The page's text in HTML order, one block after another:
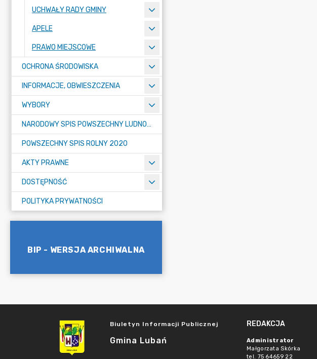
UCHWAŁY RADY GMINY
APELE
PRAWO MIEJSCOWE
OCHRONA ŚRODOWISKA
INFORMACJE, OBWIESZCZENIA
WYBORY
NARODOWY SPIS POWSZECHNY LUDNOŚCI I MIESZKAŃ W 2021
POWSZECHNY SPIS ROLNY 2020
AKTY PRAWNE
DOSTĘPNOŚĆ
POLITYKA PRYWATNOŚCI
BIP - WERSJA ARCHIWALNA
Biuletyn Informacji Publicznej
Gmina Lubań
REDAKCJA
Administrator
Małgorzata Skórka
tel. 75 64659 22